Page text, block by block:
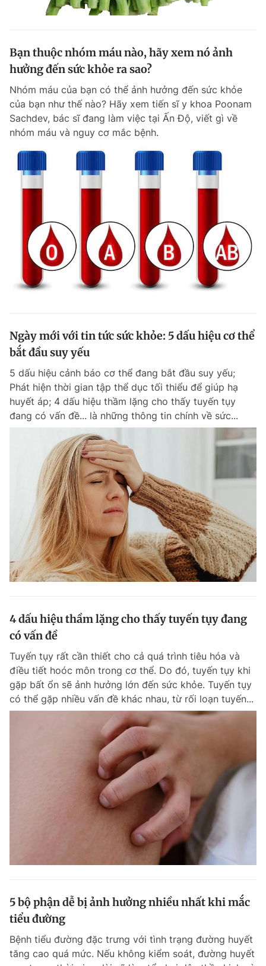
Bạn thuộc nhóm máu nào, hãy xem nó ảnh
hưởng đến sức khỏe ra sao?
Nhóm máu của bạn có thể ảnh hưởng đến sức khỏe
của bạn như thế nào? Hãy xem tiến sĩ y khoa Poonam
Sachdev, bác sĩ đang làm việc tại Ấn Độ, viết gì về
nhóm máu và nguy cơ mắc bệnh.
Ngày mới với tin tức sức khỏe: 5 dấu hiệu cơ thể
bắt đầu suy yếu
5 dấu hiệu cảnh báo cơ thể đang bắt đầu suy yếu;
Phát hiện thời gian tập thể dục tối thiểu để giúp hạ
huyết áp; 4 dấu hiệu thầm lặng cho thấy tuyến tụy
đang có vấn đề... là những thông tin chính về sức...
4 dấu hiệu thầm lặng cho thấy tuyến tụy đang
có vấn đề
Tuyến tụy rất cần thiết cho cả quá trình tiêu hóa và
điều tiết hoóc môn trong cơ thể. Do đó, tuyến tụy khi
gặp bất ổn sẽ ảnh hưởng lớn đến sức khỏe. Tuyến tụy
có thể gặp nhiều vấn đề khác nhau, từ rối loạn tuyến...
5 bộ phận dễ bị ảnh hưởng nhiều nhất khi mắc
tiểu đường
Bệnh tiểu đường đặc trưng với tình trạng đường huyết
tăng cao quá mức. Nếu không kiểm soát, đường huyết